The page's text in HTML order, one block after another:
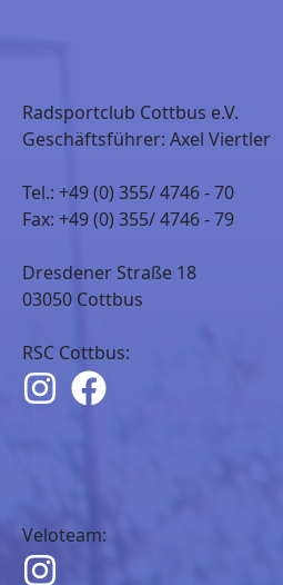
Radsportclub Cottbus e.V.
Geschäftsführer: Axel Viertler
Tel.: +49 (0) 355/ 4746 - 70
Fax: +49 (0) 355/ 4746 - 79
Dresdener Straße 18
03050 Cottbus
RSC Cottbus:
Veloteam: